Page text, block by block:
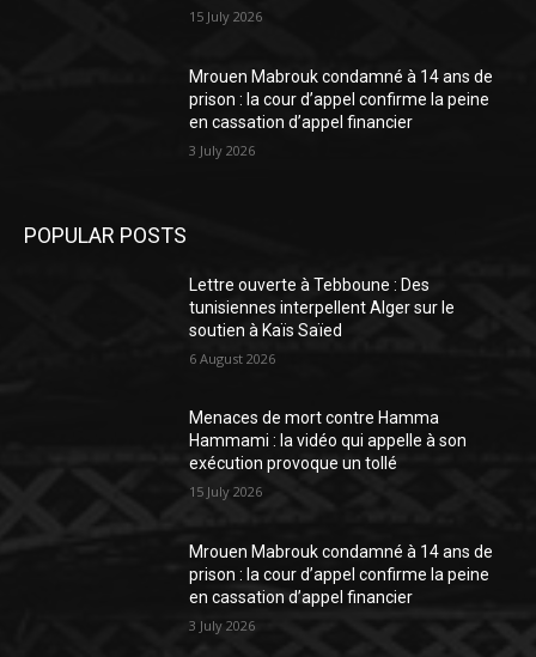
15 July 2026
Mrouen Mabrouk condamné à 14 ans de
prison : la cour d’appel confirme la peine
en cassation d’appel financier
3 July 2026
POPULAR POSTS
Lettre ouverte à Tebboune : Des
tunisiennes interpellent Alger sur le
soutien à Kaïs Saïed
6 August 2026
Menaces de mort contre Hamma
Hammami : la vidéo qui appelle à son
exécution provoque un tollé
15 July 2026
Mrouen Mabrouk condamné à 14 ans de
prison : la cour d’appel confirme la peine
en cassation d’appel financier
3 July 2026